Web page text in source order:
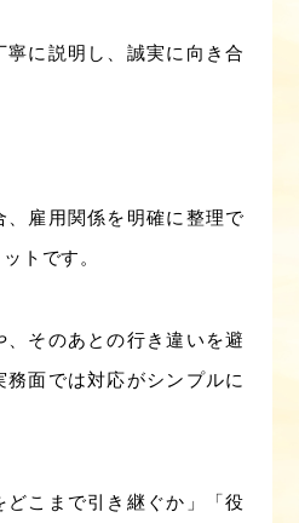
に説明し、誠実に向き合
雇用関係を明確に整理で
トです。
そのあとの行き違いを避
面では対応がシンプルに
こまで引き継ぐか」「役